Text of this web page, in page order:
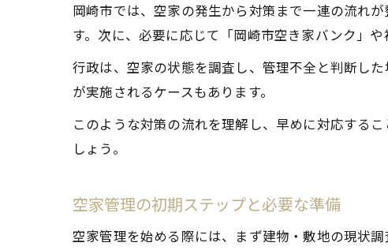
岡崎市では、空家の発生から対策まで一連の流れ
す。次に、必要に応じて「岡崎市空き家バンク」や
行政は、空家の状態を調査し、管理不全と判断し
が実施されるケースもあります。
このような対策の流れを理解し、早めに対応する
しょう。
空家管理の初期ステップと必要な準備
空家管理を始める際には、まず建物・敷地の現状